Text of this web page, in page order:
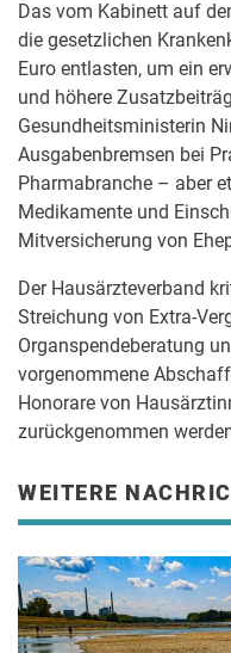
Das vom Kabinett auf
die gesetzlichen
Euro entlasten, um ein
und höhere
Gesundheitsministerin
Ausgabenbremsen bei
Pharmabranche – aber
Medikamente und
Mitversicherung von
Der Hausärzteverband
Streichung von Extra-
Organspendeberatung
vorgenommene
Honorare von
zurückgenommen
WEITERE